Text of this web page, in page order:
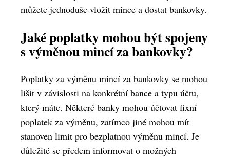
můžete jednoduše vložit mince a dostat bankovky.
Jaké poplatky mohou být spojeny
s výměnou mincí za bankovky?
Poplatky za výměnu mincí za bankovky se mohou
lišit v závislosti na konkrétní bance a typu účtu,
který máte. Některé banky mohou účtovat fixní
poplatek za výměnu, zatímco jiné mohou mít
stanoven limit pro bezplatnou výměnu mincí. Je
důležité se předem informovat o možných